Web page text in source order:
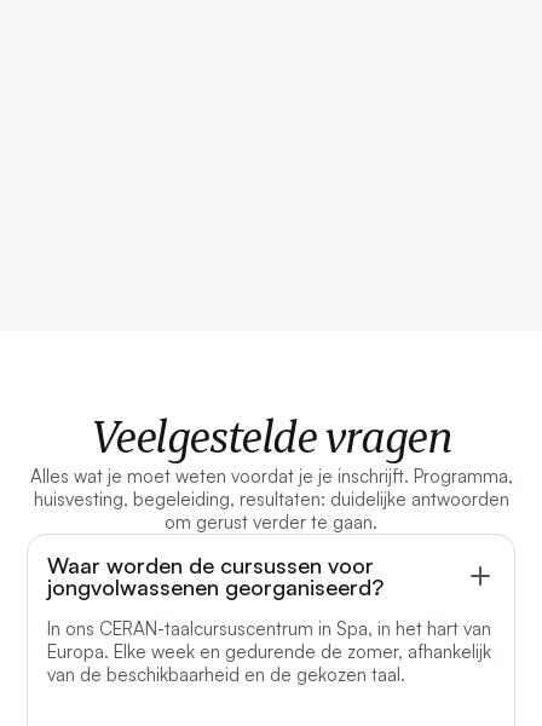
Veelgestelde vragen
Alles wat je moet weten voordat je je inschrijft. Programma,
huisvesting, begeleiding, resultaten: duidelijke antwoorden
om gerust verder te gaan.
Waar worden de cursussen voor
jongvolwassenen georganiseerd?
In ons CERAN-taalcursuscentrum in Spa, in het hart van
Europa. Elke week en gedurende de zomer, afhankelijk
van de beschikbaarheid en de gekozen taal.